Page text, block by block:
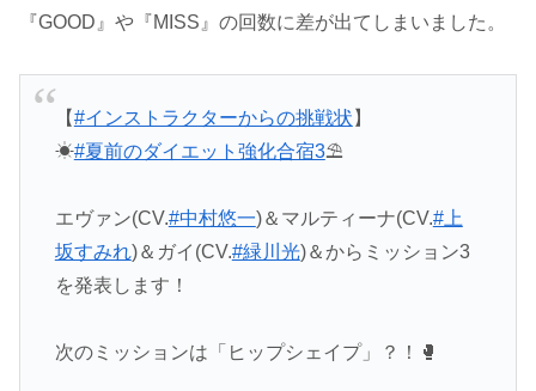
『GOOD』や『MISS』の回数に差が出てしまいました。
【#インストラクターからの挑戦状 】
☀#夏前のダイエット強化合宿3⛱
エヴァン(CV.#中村悠一)＆マルティーナ(CV.#上
坂すみれ)＆ガイ(CV.#緑川光)＆からミッション3
を発表します！
次のミッションは「ヒップシェイプ」？！🥊